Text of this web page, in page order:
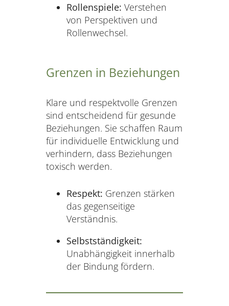
Rollenspiele: Verstehen
von Perspektiven und
Rollenwechsel.
Grenzen in Beziehungen
Klare und respektvolle Grenzen
sind entscheidend für gesunde
Beziehungen. Sie schaffen Raum
für individuelle Entwicklung und
verhindern, dass Beziehungen
toxisch werden.
Respekt: Grenzen stärken
das gegenseitige
Verständnis.
Selbstständigkeit:
Unabhängigkeit innerhalb
der Bindung fördern.